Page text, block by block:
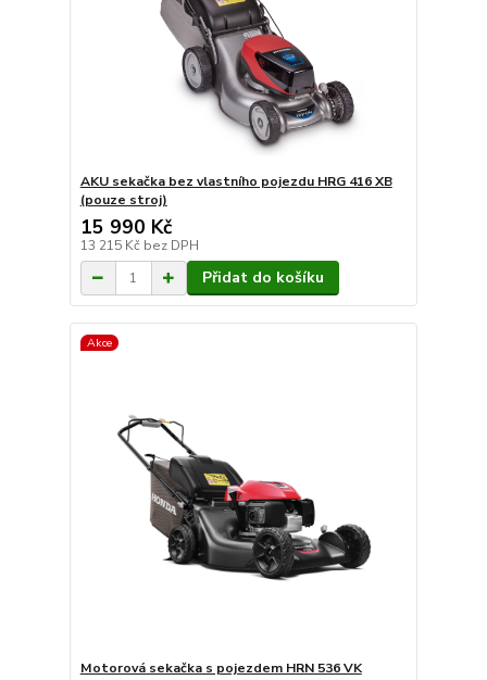
AKU sekačka bez vlastního pojezdu HRG 416 XB
(pouze stroj)
15 990 Kč
13 215 Kč bez DPH
Přidat do košíku
Akce
Motorová sekačka s pojezdem HRN 536 VK